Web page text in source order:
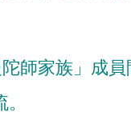
師家族」成員